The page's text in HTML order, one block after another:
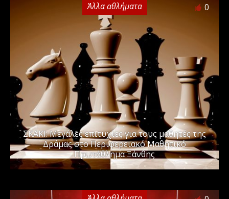
Άλλα αθλήματα 0
ΣΚΑΚΙ: Μεγάλες επιτυχίες για τους μαθητές της
Δράμας στο Περιφερειακό Μαθητικό
Πρωτάθλημα Ξάνθης